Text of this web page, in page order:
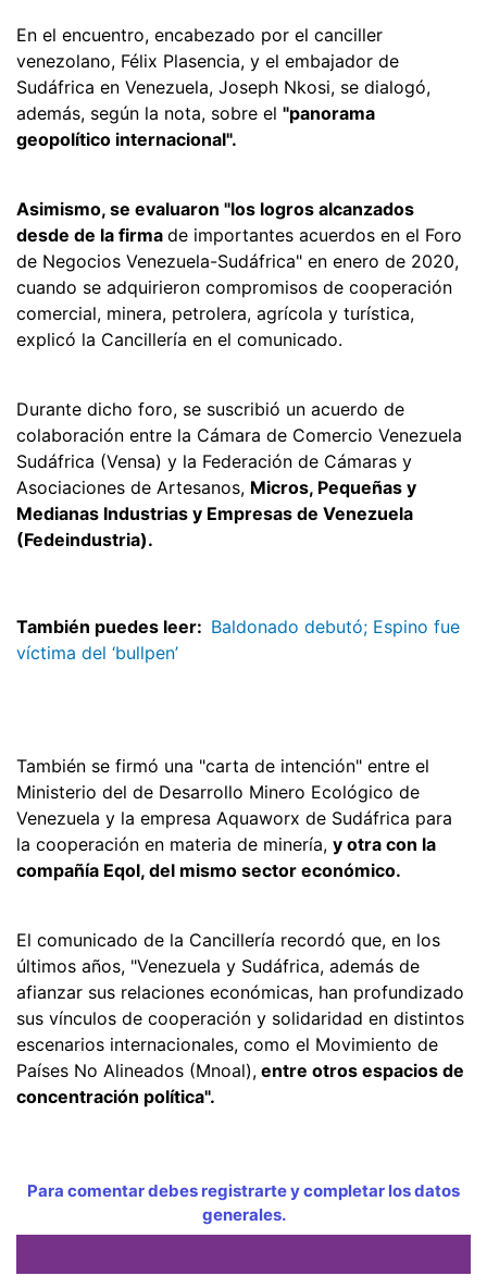
En el encuentro, encabezado por el canciller
venezolano, Félix Plasencia, y el embajador de
Sudáfrica en Venezuela, Joseph Nkosi, se dialogó,
además, según la nota, sobre el "panorama
geopolítico internacional".
Asimismo, se evaluaron "los logros alcanzados
desde de la firma de importantes acuerdos en el Foro
de Negocios Venezuela-Sudáfrica" en enero de 2020,
cuando se adquirieron compromisos de cooperación
comercial, minera, petrolera, agrícola y turística,
explicó la Cancillería en el comunicado.
Durante dicho foro, se suscribió un acuerdo de
colaboración entre la Cámara de Comercio Venezuela
Sudáfrica (Vensa) y la Federación de Cámaras y
Asociaciones de Artesanos, Micros, Pequeñas y
Medianas Industrias y Empresas de Venezuela
(Fedeindustria).
También puedes leer: Baldonado debutó; Espino fue
víctima del ‘bullpen’
También se firmó una "carta de intención" entre el
Ministerio del de Desarrollo Minero Ecológico de
Venezuela y la empresa Aquaworx de Sudáfrica para
la cooperación en materia de minería, y otra con la
compañía Eqol, del mismo sector económico.
El comunicado de la Cancillería recordó que, en los
últimos años, "Venezuela y Sudáfrica, además de
afianzar sus relaciones económicas, han profundizado
sus vínculos de cooperación y solidaridad en distintos
escenarios internacionales, como el Movimiento de
Países No Alineados (Mnoal), entre otros espacios de
concentración política".
Para comentar debes registrarte y completar los datos
generales.